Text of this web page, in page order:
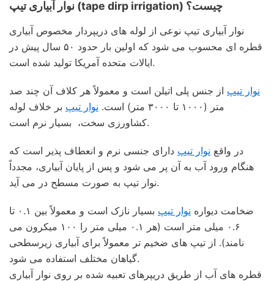
نوار آبیاری تیپ (tape dirp irrigation) چیست؟
نوار آبیاری تیپ نوعی از لوله های دریپردار مخصوص آبیاری
قطره ای محسوب می شود که اولین بار حدود ۵۰ سال پیش در
ایالات متحده آمریکا تولید شده است.
نوار تیپ از جنس پلی اتیلن است و معمولاً هر کلاف آن چند صد
متر (۱۰۰۰ تا ۳۰۰۰ متر) است.
نوار تیپ بر خلاف لوله
کشاورزی سخت، بسیار نرم است.
در واقع نوار تیپ دارای جنسی نرم و انعطاف پذیر است که
هنگام ورود آب به آن پر می شود و پس از پایان آبیاری، مجدداً
نوار تیپ به صورت مسطح در می آید.
ضخامت دیواره نوار تیپ
بسیار نازک است و معمولاً بین ۰.۱ تا
۰.۶ میلی متر است (هر ۰.۱ میلی متر را ۱۰۰ میکرون می
نامند). از تیپ های ضخیم تر معمولاً برای آبیاری زیرسطحی
گیاهان مختلف استفاده می شود.
قطره های آب از طریق دریپرهای تعبیه شده بر روی نوار آبیاری